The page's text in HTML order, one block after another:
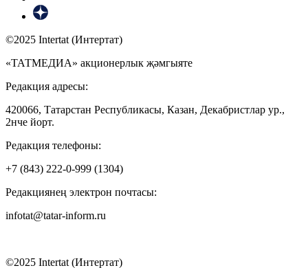
©2025 Intertat (Интертат)
«ТАТМЕДИА» акционерлык җәмгыяте
Редакция адресы:
420066, Татарстан Республикасы, Казан, Декабристлар ур.,
2нче йорт.
Редакция телефоны:
+7 (843) 222-0-999 (1304)
Редакциянең электрон почтасы:
infotat@tatar-inform.ru
©2025 Intertat (Интертат)